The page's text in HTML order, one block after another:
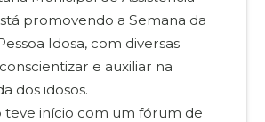
promovendo a Semana da
Idosa, com diversas
e auxiliar na
dos idosos.
teve início com um fórum de